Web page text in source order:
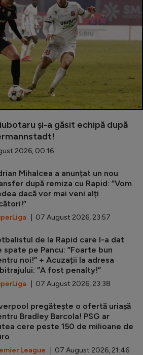
și-a găsit echipă după
2026, 00:16
Mihalcea a anunțat un nou
după remiza cu Rapid: ”Vom
dacă vor mai veni alți
| 07 August 2026, 23:57
de la Rapid care l-a dat
spate pe Pancu: ”Foarte bun
noi!” + Acuzații la adresa
”A fost penalty!”
| 07 August 2026, 23:38
pregătește o ofertă uriașă
Bradley Barcola! PSG ar
cere peste 150 de milioane de
League | 07 August 2026, 21:46